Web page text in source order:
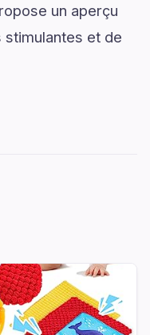
un aperçu
stimulantes et de